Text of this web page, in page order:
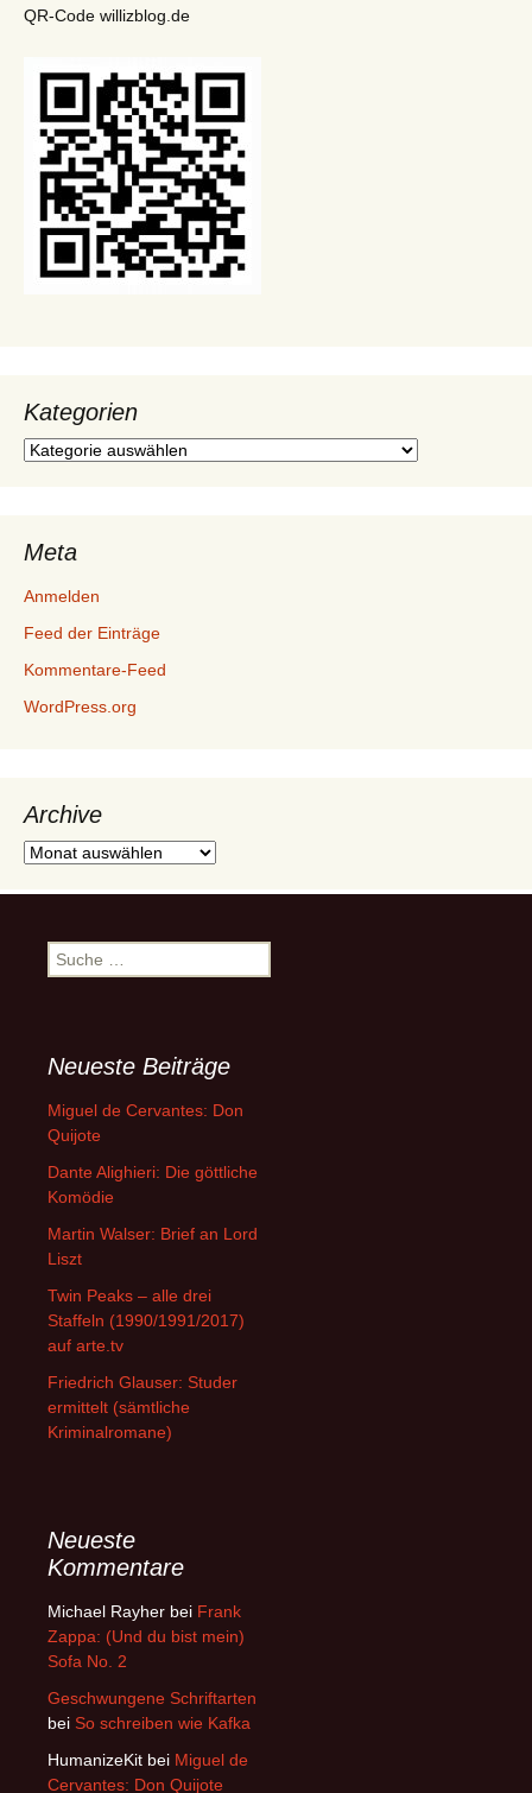
QR-Code willizblog.de
Kategorien
Kategorien
Meta
Anmelden
Feed der Einträge
Kommentare-Feed
WordPress.org
Archive
Archive
Suche
nach:
Neueste Beiträge
Miguel de Cervantes: Don
Quijote
Dante Alighieri: Die göttliche
Komödie
Martin Walser: Brief an Lord
Liszt
Twin Peaks – alle drei
Staffeln (1990/1991/2017)
auf arte.tv
Friedrich Glauser: Studer
ermittelt (sämtliche
Kriminalromane)
Neueste
Kommentare
Michael Rayher bei Frank
Zappa: (Und du bist mein)
Sofa No. 2
Geschwungene Schriftarten
bei So schreiben wie Kafka
HumanizeKit bei Miguel de
Cervantes: Don Quijote